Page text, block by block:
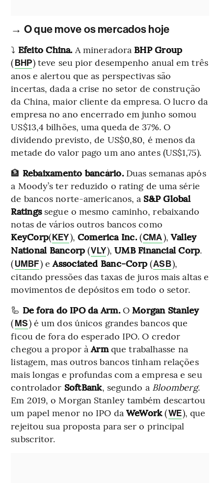
→ O que move os mercados hoje
⤵️ Efeito China. A mineradora BHP Group
(BHP) teve seu pior desempenho anual em três
anos e alertou que as perspectivas são
incertas, dada a crise no setor de construção
da China, maior cliente da empresa. O lucro da
empresa no ano encerrado em junho somou
US$13,4 bilhões, uma queda de 37%. O
dividendo previsto, de US$0,80, é menos da
metade do valor pago um ano antes (US$1,75).
🏦 Rebaixamento bancário.Duas semanas após
a Moody’s ter reduzido o rating de uma série
de bancos norte-americanos, a S&P Global
Ratingssegue o mesmo caminho, rebaixando
notas de vários outros bancos como
KeyCorp(KEY), Comerica Inc.(CMA),Valley
National Bancorp (VLY),UMB Financial Corp.
(UMBF) eAssociated Banc-Corp (ASB),
citando pressões das taxas de juros mais altas e
movimentos de depósitos em todo o setor.
🦾 De fora do IPO da Arm.OMorgan Stanley
(MS) é um dos únicos grandes bancos que
ficou de fora do esperado IPO. O credor
chegou a propor àArmque trabalhasse na
listagem, mas outros bancos tinham relações
mais longas e profundas com a empresa e seu
controlador SoftBank, segundo a Bloomberg.
Em 2019, o Morgan Stanley também descartou
um papel menor no IPO da WeWork(WE), que
rejeitou sua proposta para ser o principal
subscritor.